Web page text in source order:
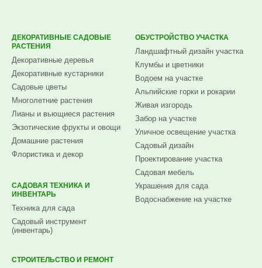
ДЕКОРАТИВНЫЕ САДОВЫЕ
РАСТЕНИЯ
Декоративные деревья
Декоративные кустарники
Садовые цветы
Многолетние растения
Лианы и вьющиеся растения
Экзотические фрукты и овощи
Домашние растения
Флористика и декор
САДОВАЯ ТЕХНИКА И
ИНВЕНТАРЬ
Техника для сада
Садовый инструмент
(инвентарь)
ОБУСТРОЙСТВО УЧАСТКА
Ландшафтный дизайн участка
Клумбы и цветники
Водоем на участке
Альпийские горки и рокарии
Живая изгородь
Забор на участке
Уличное освещение участка
Садовый дизайн
Проектирование участка
Садовая мебель
Украшения для сада
Водоснабжение на участке
СТРОИТЕЛЬСТВО И РЕМОНТ